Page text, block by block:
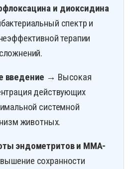
и диоксидина
спектр и
терапии
введение → Высокая
действующих
системной
животных.
эндометритов и ММА-
сохранности